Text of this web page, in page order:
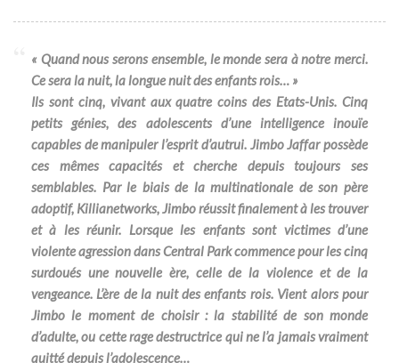
« Quand nous serons ensemble, le monde sera à notre merci.
Ce sera la nuit, la longue nuit des enfants rois… »
Ils sont cinq, vivant aux quatre coins des Etats-Unis. Cinq
petits génies, des adolescents d’une intelligence inouïe
capables de manipuler l’esprit d’autrui. Jimbo Jaffar possède
ces mêmes capacités et cherche depuis toujours ses
semblables. Par le biais de la multinationale de son père
adoptif, Killianetworks, Jimbo réussit finalement à les trouver
et à les réunir. Lorsque les enfants sont victimes d’une
violente agression dans Central Park commence pour les cinq
surdoués une nouvelle ère, celle de la violence et de la
vengeance. L’ère de la nuit des enfants rois. Vient alors pour
Jimbo le moment de choisir : la stabilité de son monde
d’adulte, ou cette rage destructrice qui ne l’a jamais vraiment
quitté depuis l’adolescence…